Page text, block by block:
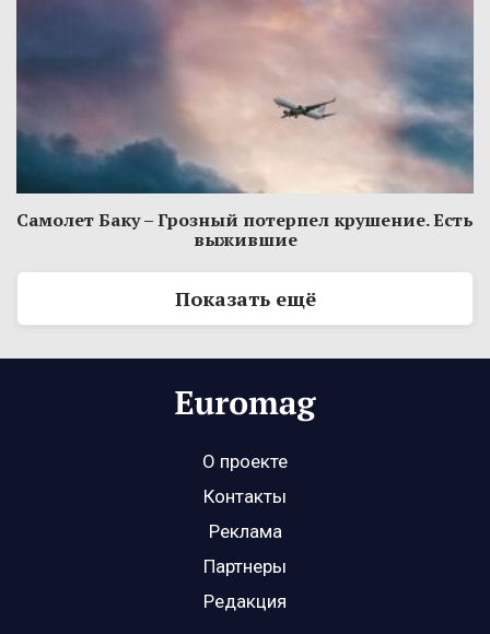
Самолет Баку – Грозный потерпел крушение. Есть
выжившие
Показать ещё
О проекте
Контакты
Реклама
Партнеры
Редакция